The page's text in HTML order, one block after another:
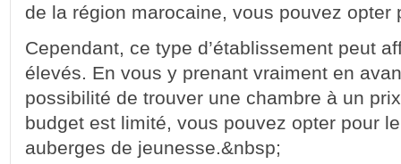
de la région marocaine, vous pouvez opter
Cependant, ce type d’établissement peut
élevés. En vous y prenant vraiment en
possibilité de trouver une chambre à un
budget est limité, vous pouvez opter pour
auberges de jeunesse.&nbsp;